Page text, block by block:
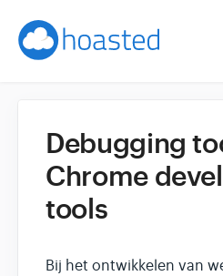
Debugging
Chrome
tools
Bij het ontwikkelen van